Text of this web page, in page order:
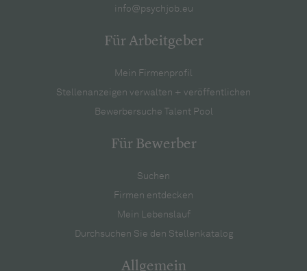
info@psychjob.eu
Für Arbeitgeber
Mein Firmenprofil
Stellenanzeigen verwalten + veröffentlichen
Bewerbersuche Talent Pool
Für Bewerber
Suchen
Firmen entdecken
Mein Lebenslauf
Durchsuchen Sie den Stellenkatalog
Allgemein